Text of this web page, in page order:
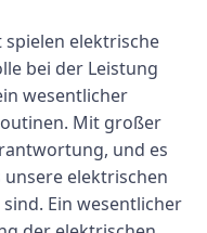
elektrische
bei der Leistung
wesentlicher
Mit großer
und es
elektrischen
Ein wesentlicher